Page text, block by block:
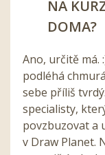
NA
DOMA?
Ano, určitě má.
podléhá
sebe příliš
specialisty,
povzbuzovat a
v Draw Planet.